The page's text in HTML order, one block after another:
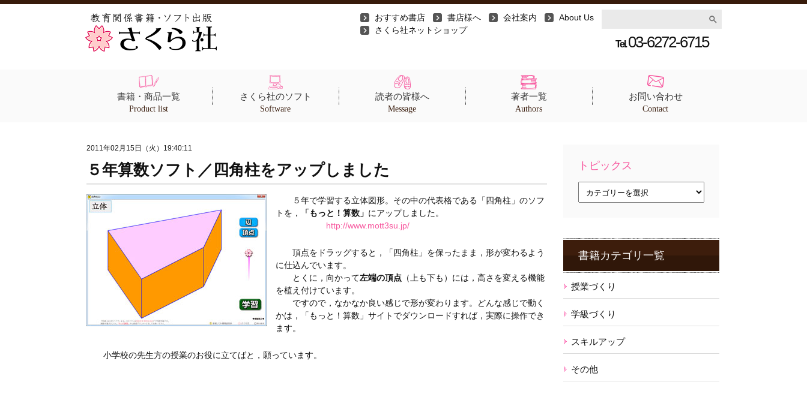
おすすめ書店 書店様へ 会社案内
About Us
さくら社ネットショップ
Tel. 03-6272-6715
書籍・商品一覧
Product list
さくら社のソフト
Software
読者の皆様へ
Message
著者一覧
Authors
お問い合わせ
Contact
2011年02月15日（火）19:40:11
５年算数ソフト／四角柱をアップしました
５年で学習する立体図形。その中の代表格である「四角柱」のソフ
トを，
「もっと！算数」 にアップしました。
http://www.mott3su.jp/
頂点をドラッグすると，「四角柱」を保ったまま，形が変わるよう
に仕込んでいます。
とくに，向かって左端の頂点（上も下も）には，高さを変える機能
を植え付けています。
ですので，なかなか良い感じで形が変わります。どんな感じで動く
かは，「もっと！算数」サイトでダウンロードすれば，実際に操作でき
ます。
小学校の先生方の授業のお役に立てばと，願っています。
トピックス
ス
書籍カテゴリ一覧
授業づくり
学級づくり
スキルアップ
その他